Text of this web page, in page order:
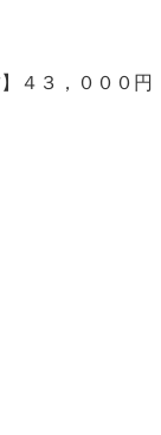
４３，０００